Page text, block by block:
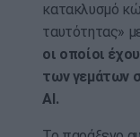
κατακλυσμό
ταυτότητας»
οι οποίοι
των γεμάτων
ΑΙ.